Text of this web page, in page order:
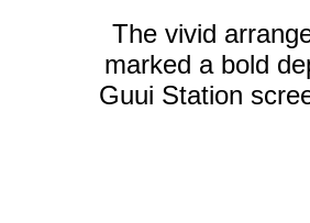
The vivid
marked a bold
Guui Station